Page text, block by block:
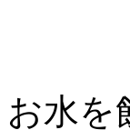
お水を